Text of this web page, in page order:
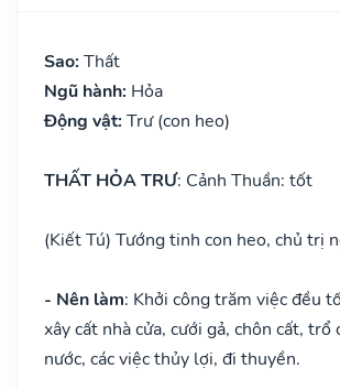
Sao: Thất
Ngũ hành: Hỏa
Động vật: Trư (con heo)
THẤT HỎA TRƯ: Cảnh Thuần: tốt
(Kiết Tú) Tướng tinh con heo, chủ trị
- Nên làm: Khởi công trăm việc đều
xây cất nhà cửa, cưới gả, chôn cất, trổ
nước, các việc thủy lợi, đi thuyền.